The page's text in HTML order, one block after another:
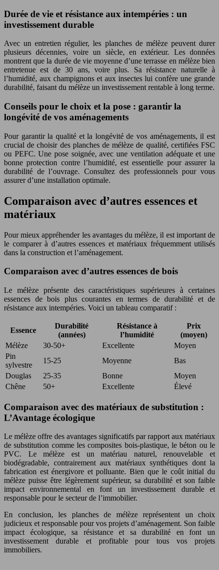
Durée de vie et résistance aux intempéries : un
investissement durable
Avec un entretien régulier, les planches de mélèze peuvent durer
plusieurs décennies, voire un siècle, en extérieur. Les données
montrent que la durée de vie moyenne d’une terrasse en mélèze bien
entretenue est de 30 ans, voire plus. Sa résistance naturelle à
l’humidité, aux champignons et aux insectes lui confère une grande
durabilité, faisant du mélèze un investissement rentable à long terme.
Conseils pour le choix et la pose : garantir la
longévité de vos aménagements
Pour garantir la qualité et la longévité de vos aménagements, il est
crucial de choisir des planches de mélèze de qualité, certifiées FSC
ou PEFC. Une pose soignée, avec une ventilation adéquate et une
bonne protection contre l’humidité, est essentielle pour assurer la
durabilité de l’ouvrage. Consultez des professionnels pour vous
assurer d’une installation optimale.
Comparaison avec d’autres essences et
matériaux
Pour mieux appréhender les avantages du mélèze, il est important de
le comparer à d’autres essences et matériaux fréquemment utilisés
dans la construction et l’aménagement.
Comparaison avec d’autres essences de bois
Le mélèze présente des caractéristiques supérieures à certaines
essences de bois plus courantes en termes de durabilité et de
résistance aux intempéries. Voici un tableau comparatif :
Essence
Durabilité
(années)
Résistance à
l’humidité
Prix
(moyen)
Mélèze
30-50+ Excellente
Moyen
Pin
sylvestre
15-25 Moyenne
Bas
Douglas
25-35 Bonne
Moyen
Chêne
50+ Excellente Élevé
Comparaison avec des matériaux de substitution :
L’Avantage écologique
Le mélèze offre des avantages significatifs par rapport aux matériaux
de substitution comme les composites bois-plastique, le béton ou le
PVC. Le mélèze est un matériau naturel, renouvelable et
biodégradable, contrairement aux matériaux synthétiques dont la
fabrication est énergivore et polluante. Bien que le coût initial du
mélèze puisse être légèrement supérieur, sa durabilité et son faible
impact environnemental en font un investissement durable et
responsable pour le secteur de l’immobilier.
En conclusion, les planches de mélèze représentent un choix
judicieux et responsable pour vos projets d’aménagement. Son faible
impact écologique, sa résistance et sa durabilité en font un
investissement durable et profitable pour tous vos projets
immobiliers.